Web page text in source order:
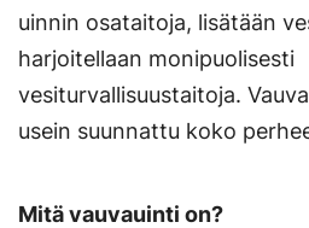
uinnin osataitoja, lisätään
harjoitellaan monipuolisesti
vesiturvallisuustaitoja.
usein suunnattu koko
Mitä vauvauinti on?